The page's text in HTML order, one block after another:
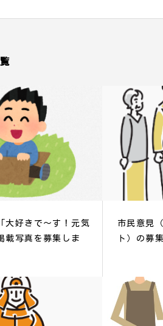
大好きで～す！元気
載写真を募集しま
市民意見
ト）の募集